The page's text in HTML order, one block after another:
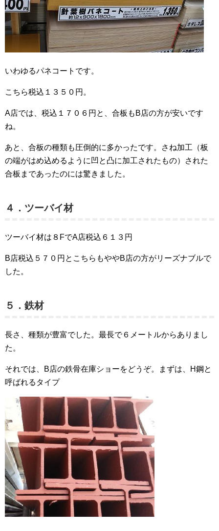
いわゆるパネコートです。
こちら税込１３５０円。
A店では、税込１７０６円と、合板もB店の方が安いです
ね。
あと、合板の種類も圧倒的に多かったです。さね加工（板
の端がはめ込めるように凹と凸に加工されたもの）された
合板まであったのには驚きました。
４．ツーバイ材
ツーバイ材は８FでA店税込６１３円
B店税込５７０円とこちらもややB店の方がリーズナブルで
した。
５．鉄材
長さ、種類が豊富でした。最長で６メートルからありまし
た。
それでは、B店の鉄骨在庫ショーをどうぞ。まずは、H鋼と
呼ばれるタイプ